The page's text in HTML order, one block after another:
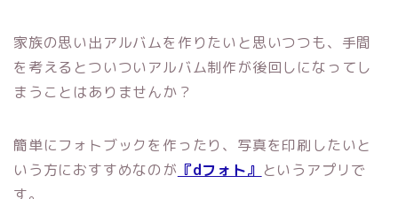
家族の思い出アルバムを作りたいと思いつつも、手間
を考えるとついついアルバム制作が後回しになってし
まうことはありませんか？
簡単にフォトブックを作ったり、写真を印刷したいと
いう方におすすめなのが 『dフォト』 というアプリで
す。